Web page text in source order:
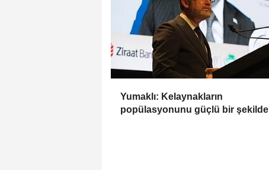
Yumaklı: Kelaynakların
popülasyonunu güçlü bir şekilde